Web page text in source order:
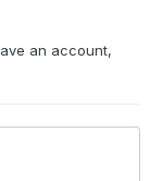
an account,